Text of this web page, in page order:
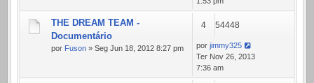
THE DREAM TEAM -
Documentário
por Fuson » Seg Jun 18, 2012 8:27 pm
4 54448
por jimmy325
Ter Nov 26, 2013
7:36 am